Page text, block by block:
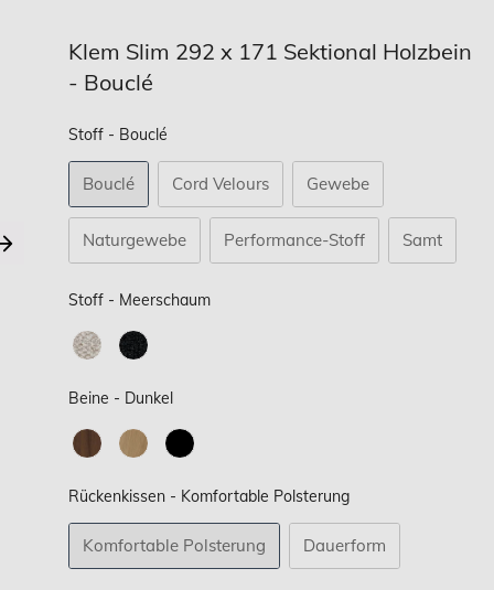
Klem Slim 292 x 171 Sektional Holzbein
- Bouclé
Stoff - BoucléStoff
Bouclé Cord Velours Gewebe
Naturgewebe Performance-Stoff Samt
Stoff
Stoff - Meerschaum
Beine - DunkelBeine
Rückenkissen - Komfortable PolsterungRückenkissen
Komfortable Polsterung Dauerform